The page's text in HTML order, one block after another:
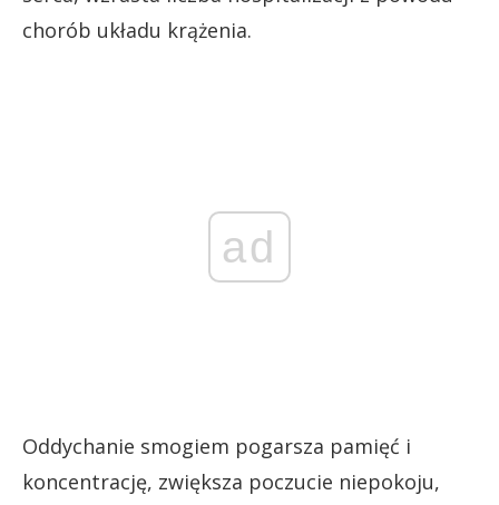
chorób układu krążenia.
ad
Oddychanie smogiem pogarsza pamięć i
koncentrację, zwiększa poczucie niepokoju,